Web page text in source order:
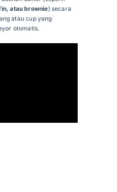
atau brownie) secara
atau cup yang
otomatis.